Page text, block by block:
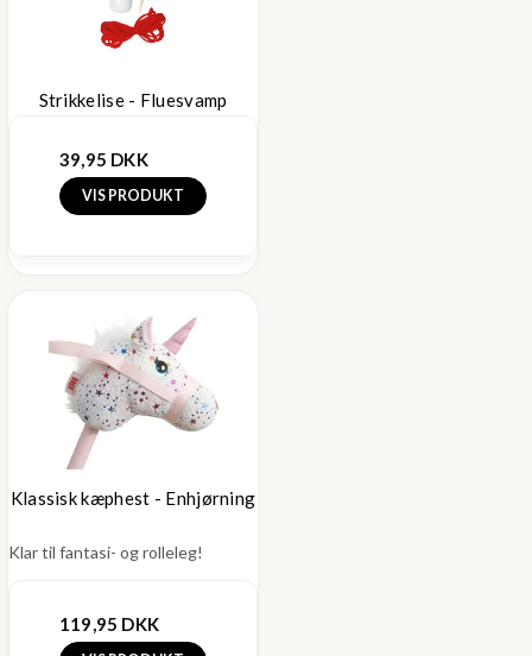
Strikkelise - Fluesvamp
39,95 DKK
VIS PRODUKT
Klassisk kæphest - Enhjørning
Klar til fantasi- og rolleleg!
119,95 DKK